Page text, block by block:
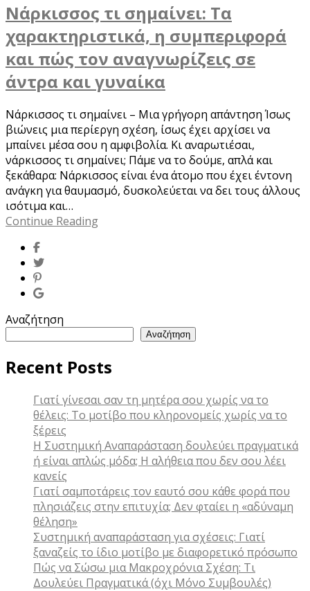
Νάρκισσος τι σημαίνει: Τα
χαρακτηριστικά, η συμπεριφορά
και πώς τον αναγνωρίζεις σε
άντρα και γυναίκα
Νάρκισσος τι σημαίνει – Μια γρήγορη απάντηση Ίσως
βιώνεις μια περίεργη σχέση, ίσως έχει αρχίσει να
μπαίνει μέσα σου η αμφιβολία. Κι αναρωτιέσαι,
νάρκισσος τι σημαίνει; Πάμε να το δούμε, απλά και
ξεκάθαρα: Νάρκισσος είναι ένα άτομο που έχει έντονη
ανάγκη για θαυμασμό, δυσκολεύεται να δει τους άλλους
ισότιμα και…
Continue Reading
Αναζήτηση
Αναζήτηση
Recent Posts
Γιατί γίνεσαι σαν τη μητέρα σου χωρίς να το
θέλεις: Το μοτίβο που κληρονομείς χωρίς να το
ξέρεις
Η Συστημική Αναπαράσταση δουλεύει πραγματικά
ή είναι απλώς μόδα; Η αλήθεια που δεν σου λέει
κανείς
Γιατί σαμποτάρεις τον εαυτό σου κάθε φορά που
πλησιάζεις στην επιτυχία; Δεν φταίει η «αδύναμη
θέληση»
Συστημική αναπαράσταση για σχέσεις: Γιατί
ξαναζείς το ίδιο μοτίβο με διαφορετικό πρόσωπο
Πώς να Σώσω μια Μακροχρόνια Σχέση: Τι
Δουλεύει Πραγματικά (όχι Μόνο Συμβουλές)